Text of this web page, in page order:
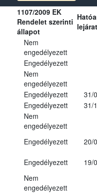
1107/2009 EK
Rendelet szerinti
állapot
Nem
engedélyezett
Engedélyezett
Nem
engedélyezett
Engedélyezett
31/
Engedélyezett
31/
Nem
engedélyezett
Engedélyezett
20/
Engedélyezett
19/
Nem
engedélyezett